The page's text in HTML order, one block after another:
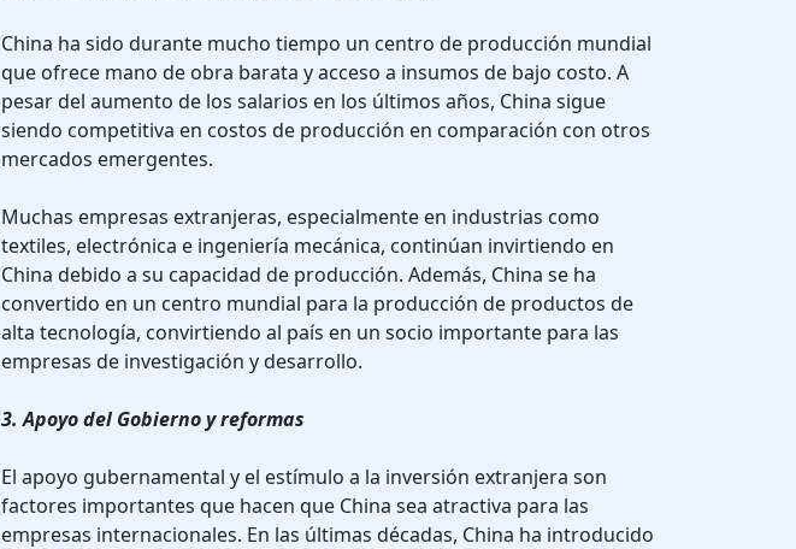
China ha sido durante mucho tiempo un centro de producción mundial
que ofrece mano de obra barata y acceso a insumos de bajo costo. A
pesar del aumento de los salarios en los últimos años, China sigue
siendo competitiva en costos de producción en comparación con otros
mercados emergentes.
Muchas empresas extranjeras, especialmente en industrias como
textiles, electrónica e ingeniería mecánica, continúan invirtiendo en
China debido a su capacidad de producción. Además, China se ha
convertido en un centro mundial para la producción de productos de
alta tecnología, convirtiendo al país en un socio importante para las
empresas de investigación y desarrollo.
3. Apoyo del Gobierno y reformas
El apoyo gubernamental y el estímulo a la inversión extranjera son
factores importantes que hacen que China sea atractiva para las
empresas internacionales. En las últimas décadas, China ha introducido